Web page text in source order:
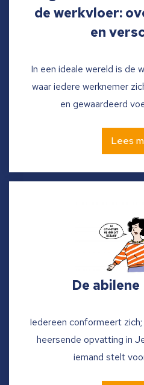
de werkvloer:
en
In een ideale wereld is de
waar iedere werknemer
en gewaardeerd
Lees
De
Iedereen conformeert
heersende opvatting in
iemand stelt